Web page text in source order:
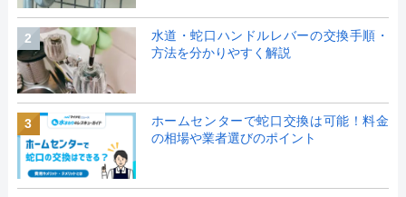
2
水道・蛇口ハンドルレバーの交換手順・
方法を分かりやすく解説
3
ホームセンターで蛇口交換は可能！料金
の相場や業者選びのポイント